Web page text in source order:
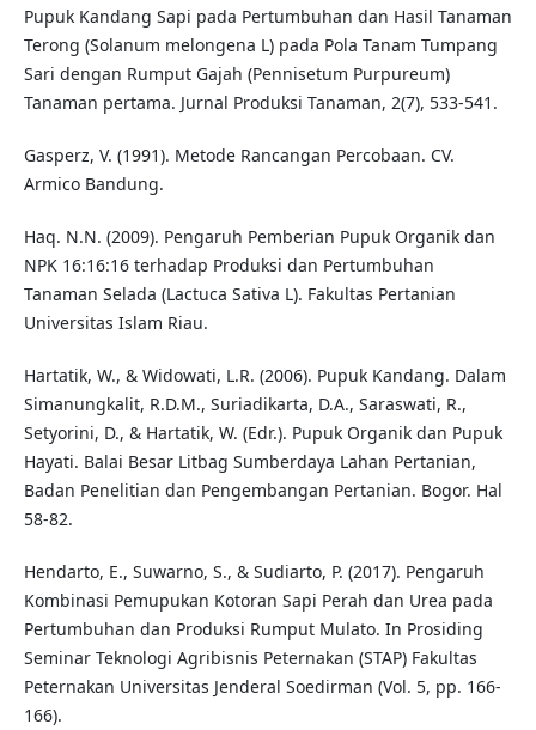
Pupuk Kandang Sapi pada Pertumbuhan dan Hasil Tanaman
Terong (Solanum melongena L) pada Pola Tanam Tumpang
Sari dengan Rumput Gajah (Pennisetum Purpureum)
Tanaman pertama. Jurnal Produksi Tanaman, 2(7), 533-541.
Gasperz, V. (1991). Metode Rancangan Percobaan. CV.
Armico Bandung.
Haq. N.N. (2009). Pengaruh Pemberian Pupuk Organik dan
NPK 16:16:16 terhadap Produksi dan Pertumbuhan
Tanaman Selada (Lactuca Sativa L). Fakultas Pertanian
Universitas Islam Riau.
Hartatik, W., & Widowati, L.R. (2006). Pupuk Kandang. Dalam
Simanungkalit, R.D.M., Suriadikarta, D.A., Saraswati, R.,
Setyorini, D., & Hartatik, W. (Edr.). Pupuk Organik dan Pupuk
Hayati. Balai Besar Litbag Sumberdaya Lahan Pertanian,
Badan Penelitian dan Pengembangan Pertanian. Bogor. Hal
58-82.
Hendarto, E., Suwarno, S., & Sudiarto, P. (2017). Pengaruh
Kombinasi Pemupukan Kotoran Sapi Perah dan Urea pada
Pertumbuhan dan Produksi Rumput Mulato. In Prosiding
Seminar Teknologi Agribisnis Peternakan (STAP) Fakultas
Peternakan Universitas Jenderal Soedirman (Vol. 5, pp. 166-
166).